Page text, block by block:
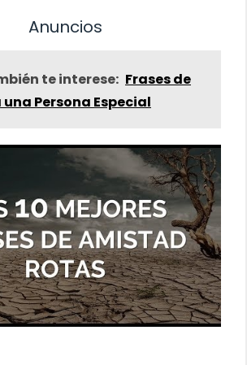
Anuncios
te interese: Frases de
Persona Especial